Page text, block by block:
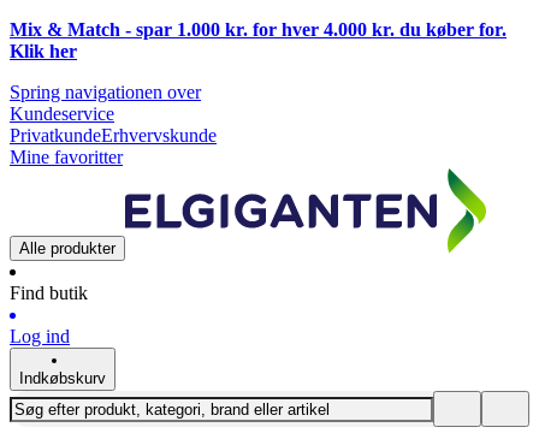
Mix & Match - spar 1.000 kr. for hver 4.000 kr. du køber for.
Klik her
Spring navigationen over
Kundeservice
PrivatkundeErhvervskunde
Mine favoritter
Alle produkter
Find butik
Log ind
Indkøbskurv